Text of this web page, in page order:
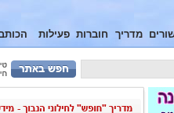
מדריך חוברות פעילות